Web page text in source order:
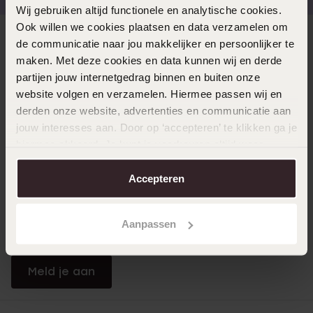
Wij gebruiken altijd functionele en analytische cookies.
Ook willen we cookies plaatsen en data verzamelen om
de communicatie naar jou makkelijker en persoonlijker te
maken. Met deze cookies en data kunnen wij en derde
partijen jouw internetgedrag binnen en buiten onze
website volgen en verzamelen. Hiermee passen wij en
derden onze website, advertenties en communicatie aan
jouw interesses aan. Door op ‘accepteren’ te klikken ga je
aanpassen. Lees er meer over in onscookiebeleid.
Accepteren
Aanpassen
Direct naar
Over Lucardi
Meld je aan